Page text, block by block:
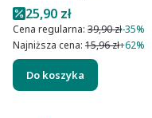
Cena promocyjna
25,90 zł
Cena regularna: 39,90 zł-35%
Najniższa cena: 15,96 zł+62%
Do koszyka